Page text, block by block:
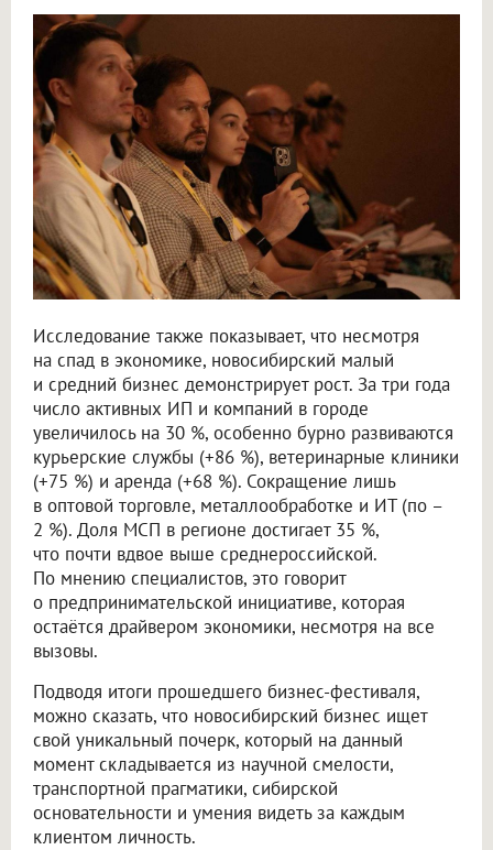
Исследование также показывает, что несмотря
на спад в экономике, новосибирский малый
и средний бизнес демонстрирует рост. За три года
число активных ИП и компаний в городе
увеличилось на 30 %, особенно бурно развиваются
курьерские службы (+86 %), ветеринарные клиники
(+75 %) и аренда (+68 %). Сокращение лишь
в оптовой торговле, металлообработке и ИТ (по –
2 %). Доля МСП в регионе достигает 35 %,
что почти вдвое выше среднероссийской.
По мнению специалистов, это говорит
о предпринимательской инициативе, которая
остаётся драйвером экономики, несмотря на все
вызовы.
Подводя итоги прошедшего бизнес-фестиваля,
можно сказать, что новосибирский бизнес ищет
свой уникальный почерк, который на данный
момент складывается из научной смелости,
транспортной прагматики, сибирской
основательности и умения видеть за каждым
клиентом личность.